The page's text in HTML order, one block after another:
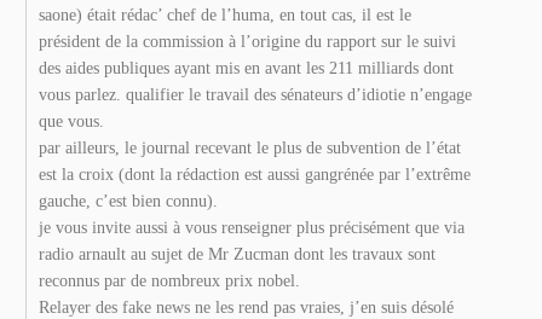
saone) était rédac’ chef de l’huma, en tout cas, il est le
président de la commission à l’origine du rapport sur le suivi
des aides publiques ayant mis en avant les 211 milliards dont
vous parlez. qualifier le travail des sénateurs d’idiotie n’engage
que vous.
par ailleurs, le journal recevant le plus de subvention de l’état
est la croix (dont la rédaction est aussi gangrénée par l’extrême
gauche, c’est bien connu).
je vous invite aussi à vous renseigner plus précisément que via
radio arnault au sujet de Mr Zucman dont les travaux sont
reconnus par de nombreux prix nobel.
Relayer des fake news ne les rend pas vraies, j’en suis désolé